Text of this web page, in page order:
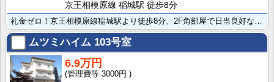
京王相模原線 稲城駅 徒歩8分
ムツミハイム 103号室
6.9万円
3000円